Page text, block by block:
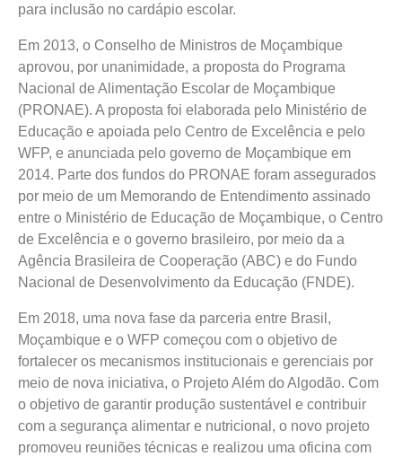
para inclusão no cardápio escolar.
Em 2013, o Conselho de Ministros de Moçambique
aprovou, por unanimidade, a proposta do Programa
Nacional de Alimentação Escolar de Moçambique
(PRONAE). A proposta foi elaborada pelo Ministério de
Educação e apoiada pelo Centro de Excelência e pelo
WFP, e anunciada pelo governo de Moçambique em
2014. Parte dos fundos do PRONAE foram assegurados
por meio de um Memorando de Entendimento assinado
entre o Ministério de Educação de Moçambique, o Centro
de Excelência e o governo brasileiro, por meio da a
Agência Brasileira de Cooperação (ABC) e do Fundo
Nacional de Desenvolvimento da Educação (FNDE).
Em 2018, uma nova fase da parceria entre Brasil,
Moçambique e o WFP começou com o objetivo de
fortalecer os mecanismos institucionais e gerenciais por
meio de nova iniciativa, o Projeto Além do Algodão. Com
o objetivo de garantir produção sustentável e contribuir
com a segurança alimentar e nutricional, o novo projeto
promoveu reuniões técnicas e realizou uma oficina com